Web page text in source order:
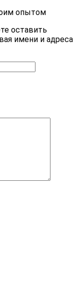
опытом
оставить
имени и адреса